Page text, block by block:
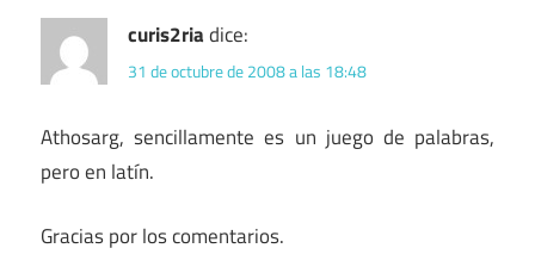
curis2riadice:
31 de octubre de 2008 a las 18:48
Athosarg, sencillamente es un juego de palabras,
pero en latín.
Gracias por los comentarios.